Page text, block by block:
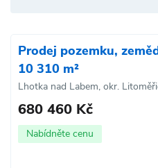
Prodej pozemku,
10 310 m²
Lhotka nad Labem, okr.
680 460 Kč
Nabídněte cenu